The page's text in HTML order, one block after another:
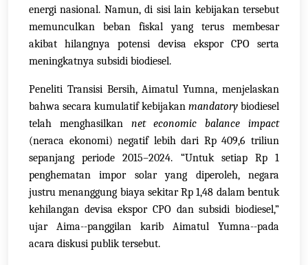
energi nasional. Namun, di sisi lain kebijakan tersebut
memunculkan beban fiskal yang terus membesar
akibat hilangnya potensi devisa ekspor CPO serta
meningkatnya subsidi biodiesel.
Peneliti Transisi Bersih, Aimatul Yumna, menjelaskan
bahwa secara kumulatif kebijakan mandatory biodiesel
telah menghasilkan net economic balance impact
(neraca ekonomi) negatif lebih dari Rp 409,6 triliun
sepanjang periode 2015–2024. “Untuk setiap Rp 1
penghematan impor solar yang diperoleh, negara
justru menanggung biaya sekitar Rp 1,48 dalam bentuk
kehilangan devisa ekspor CPO dan subsidi biodiesel,”
ujar Aima--panggilan karib Aimatul Yumna--pada
acara diskusi publik tersebut.